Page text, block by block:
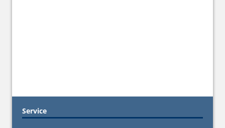
Service